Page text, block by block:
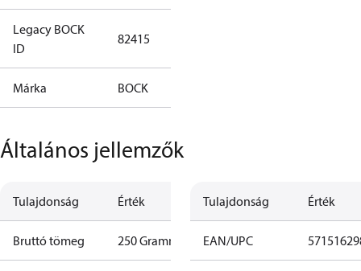
Legacy BOCK
ID
82415
Márka BOCK
Általános jellemzők
Tulajdonság Érték
Bruttó tömeg 250 Gramm
Tulajdonság Érték
EAN/UPC